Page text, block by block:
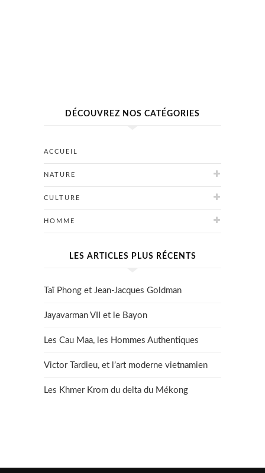
DÉCOUVREZ NOS CATÉGORIES
ACCUEIL
NATURE
CULTURE
HOMME
LES ARTICLES PLUS RÉCENTS
Taï Phong et Jean-Jacques Goldman
Jayavarman VII et le Bayon
Les Cau Maa, les Hommes Authentiques
Victor Tardieu, et l’art moderne vietnamien
Les Khmer Krom du delta du Mékong